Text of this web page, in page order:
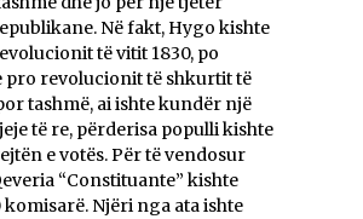
Në fakt, Hygo kishte
të vitit 1830, po
pro revolucionit të shkurtit të
tashmë, ai ishte kundër një
të re, përderisa populli kishte
e votës. Për të vendosur
“Constituante” kishte
Njëri nga ata ishte